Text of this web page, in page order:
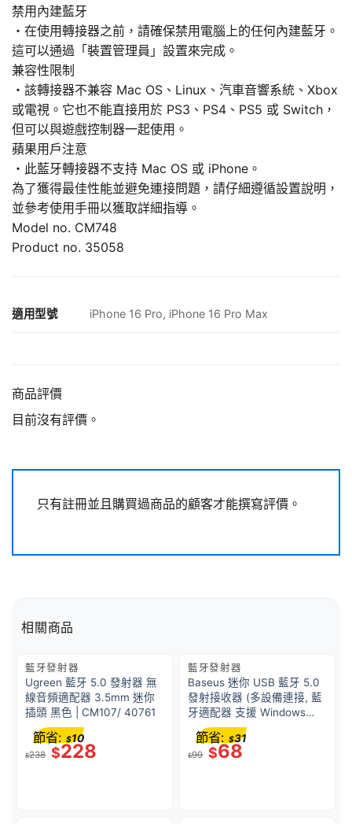
禁用內建藍牙
・在使用轉接器之前，請確保禁用電腦上的任何內建藍牙。
這可以通過「裝置管理員」設置來完成。
兼容性限制
・該轉接器不兼容 Mac OS、Linux、汽車音響系統、Xbox
或電視。它也不能直接用於 PS3、PS4、PS5 或 Switch，
但可以與遊戲控制器一起使用。
蘋果用戶注意
・此藍牙轉接器不支持 Mac OS 或 iPhone。
為了獲得最佳性能並避免連接問題，請仔細遵循設置說明，
並參考使用手冊以獲取詳細指導。
Model no. CM748
Product no. 35058
適用型號 iPhone 16 Pro, iPhone 16 Pro Max
商品評價
目前沒有評價。
只有註冊並且購買過商品的顧客才能撰寫評價。
相關商品
藍牙發射器
Ugreen 藍牙 5.0 發射器 無
線音頻適配器 3.5mm 迷你
插頭 黑色 | CM107/ 40761
$238 $228
節省: $10
藍牙發射器
Baseus 迷你 USB 藍牙 5.0
發射接收器 (多設備連接, 藍
牙適配器 支援 Windows
10/8.1/8/7/XP/Vista) BA04
$99 $68
節省: $31